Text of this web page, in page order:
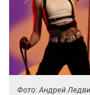
Фото: Андрей